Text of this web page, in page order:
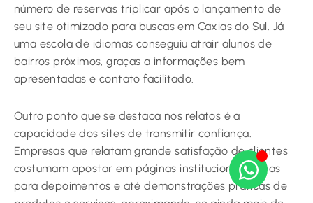
número de reservas triplicar após o lançamento de
seu site otimizado para buscas em Caxias do Sul. Já
uma escola de idiomas conseguiu atrair alunos de
bairros próximos, graças a informações bem
apresentadas e contato facilitado.
Outro ponto que se destaca nos relatos é a
capacidade dos sites de transmitir confiança.
Empresas que relatam grande satisfação de clientes
costumam apostar em páginas institucionais, áreas
para depoimentos e até demonstrações práticas de